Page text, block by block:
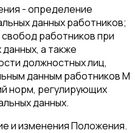
- определение
данных работников;
работников при
а также
должностных лиц,
данным работников М
норм, регулирующих
данных.
и изменения Положения.